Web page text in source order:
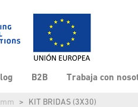
B2B Trabaja con
KIT BRIDAS (3X30)